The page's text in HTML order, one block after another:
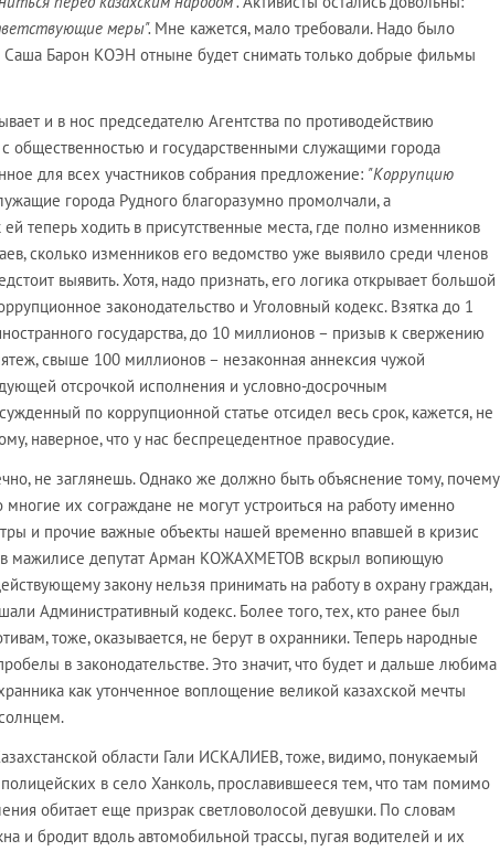
меры". Мне кажется, мало требовали. Надо было
Барон КОЭН отныне будет снимать только добрые фильмы
и в нос председателю Агентства по противодействию
общественностью и государственными служащими города
для всех участников собрания предложение: "Коррупцию
города Рудного благоразумно промолчали, а
теперь ходить в присутственные места, где полно изменников
сколько изменников его ведомство уже выявило среди членов
выявить. Хотя, надо признать, его логика открывает большой
законодательство и Уголовный кодекс. Взятка до 1
государства, до 10 миллионов – призыв к свержению
свыше 100 миллионов – незаконная аннексия чужой
отсрочкой исполнения и условно-досрочным
по коррупционной статье отсидел весь срок, кажется, не
наверное, что у нас беспрецедентное правосудие.
не заглянешь. Однако же должно быть объяснение тому, почему
их сограждане не могут устроиться на работу именно
и прочие важные объекты нашей временно впавшей в кризис
мажилисе депутат Арман КОЖАХМЕТОВ вскрыл вопиющую
закону нельзя принимать на работу в охрану граждан,
Административный кодекс. Более того, тех, кто ранее был
тоже, оказывается, не берут в охранники. Теперь народные
в законодательстве. Это значит, что будет и дальше любима
как утонченное воплощение великой казахской мечты
области Гали ИСКАЛИЕВ, тоже, видимо, понукаемый
в село Ханколь, прославившееся тем, что там помимо
обитает еще призрак светловолосой девушки. По словам
и бродит вдоль автомобильной трассы, пугая водителей и их